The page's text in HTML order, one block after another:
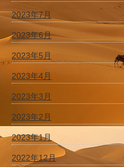
2023年7月
2023年6月
2023年5月
2023年4月
2023年3月
2023年2月
2023年1月
2022年12月